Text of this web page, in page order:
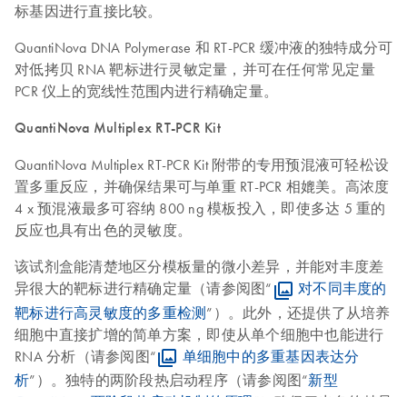
标基因进行直接比较。
QuantiNova DNA Polymerase 和 RT-PCR 缓冲液的独特成分可
对低拷贝 RNA 靶标进行灵敏定量，并可在任何常见定量
PCR 仪上的宽线性范围内进行精确定量。
QuantiNova Multiplex RT-PCR Kit
QuantiNova Multiplex RT-PCR Kit 附带的专用预混液可轻松设
置多重反应，并确保结果可与单重 RT-PCR 相媲美。高浓度
4 x 预混液最多可容纳 800 ng 模板投入，即使多达 5 重的
反应也具有出色的灵敏度。
该试剂盒能清楚地区分模板量的微小差异，并能对丰度差
异很大的靶标进行精确定量（请参阅图“
对不同丰度的
靶标进行高灵敏度的多重检测”）。此外，还提供了从培养
细胞中直接扩增的简单方案，即使从单个细胞中也能进行
RNA 分析（请参阅图“
单细胞中的多重基因表达分
析”）。独特的两阶段热启动程序（请参阅图“新型